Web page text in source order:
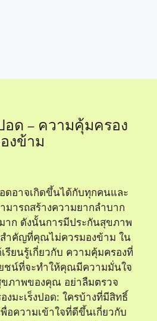
อด – ความคุ้มครอง
งข้าม
ดอาจเกิดขึ้นได้กับทุกคนและ
มารถสร้างความยากลำบาก
าก ดังนั้นการมีประกันสุขภาพ
สำคัญที่คุณไม่ควรมองข้าม ใน
ยนรู้เกี่ยวกับ ความคุ้มครองที่
ชน์ที่จะทำให้คุณมีความมั่นใจ
ภาพของคุณ อย่าลืมตรวจ
งมะเร็งปอด: ใครบ้างที่มีสิทธิ์
อความเข้าใจที่ดีขึ้นเกี่ยวกับ